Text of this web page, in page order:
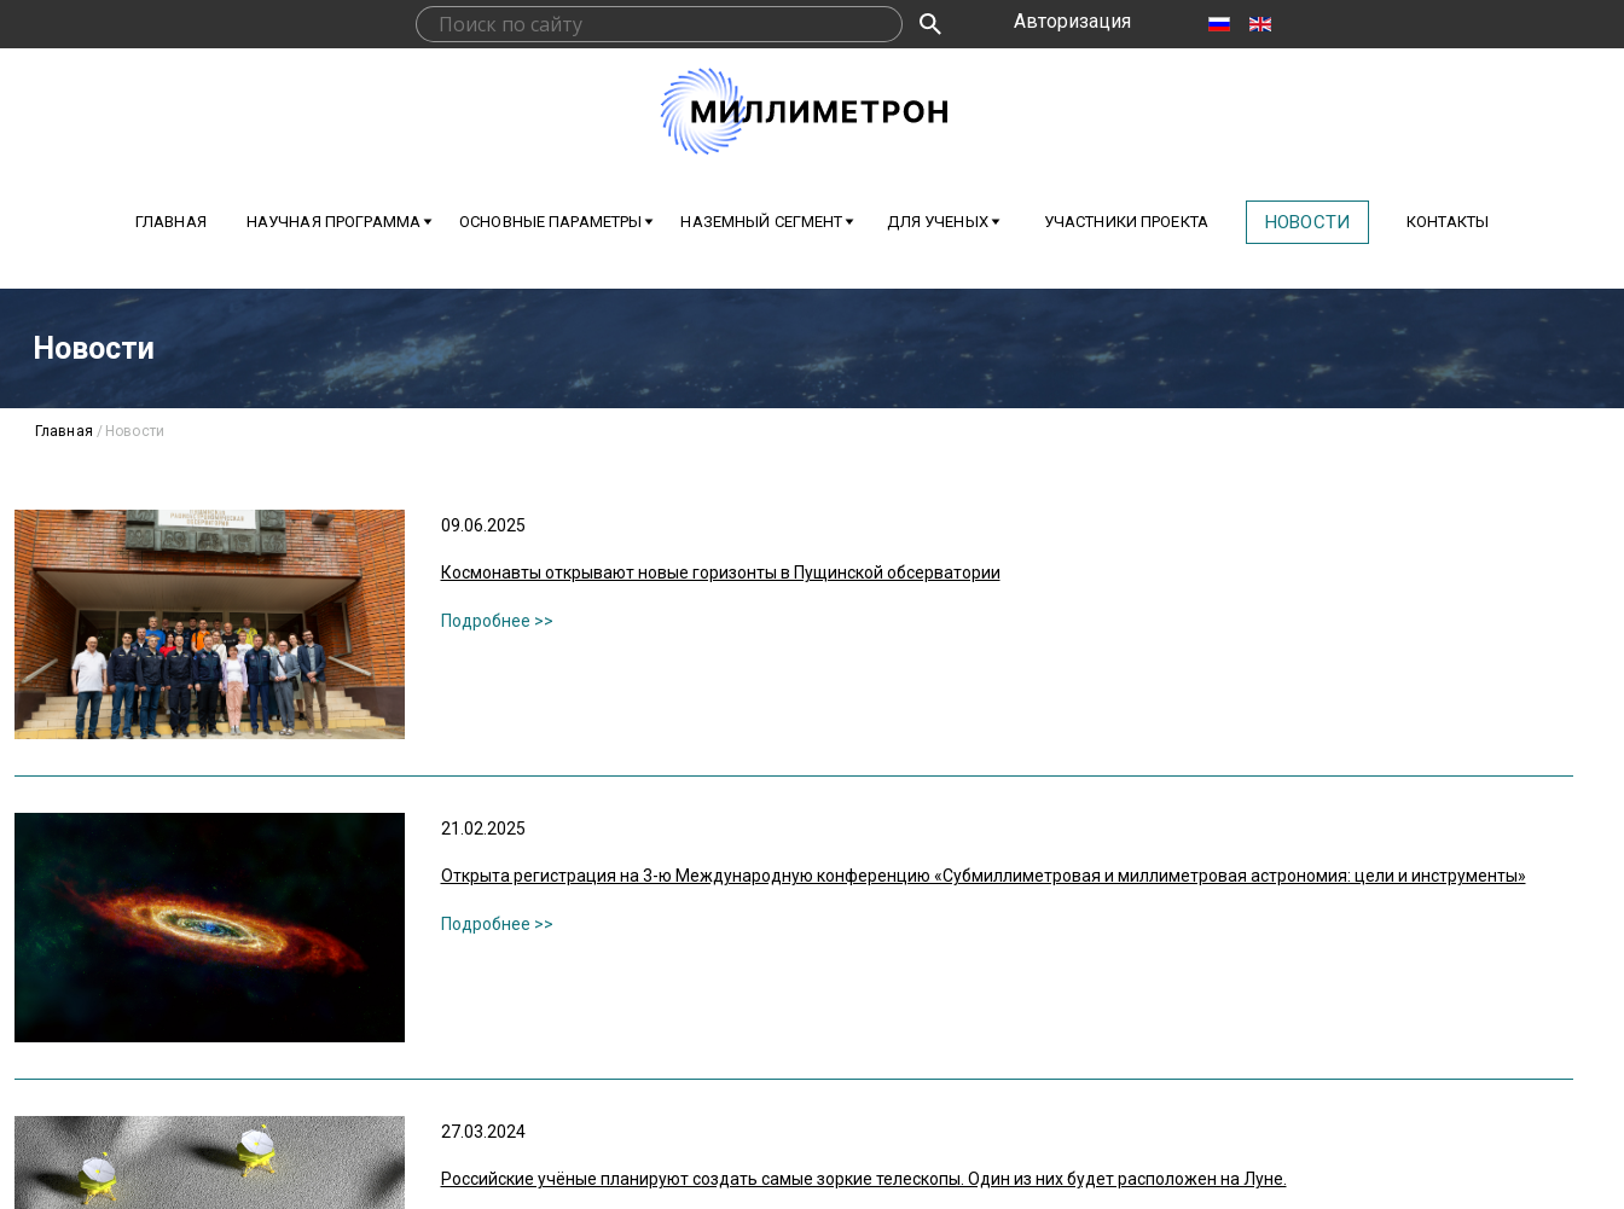
Авторизация
ГЛАВНАЯ НАУЧНАЯ ПРОГРАММА ОСНОВНЫЕ ПАРАМЕТРЫ НАЗЕМНЫЙ СЕГМЕНТ ДЛЯ УЧЕНЫХ УЧАСТНИКИ ПРОЕКТА НОВОСТИ КОНТАКТЫ
Новости
Главная / Новости
09.06.2025
Космонавты открывают новые горизонты в Пущинской обсерватории
21.02.2025
Открыта регистрация на 3-ю Международную конференцию «Субмиллиметровая и миллиметровая астрономия: цели и инструменты»
27.03.2024
Российские учёные планируют создать самые зоркие телескопы. Один из них будет расположен на Луне.